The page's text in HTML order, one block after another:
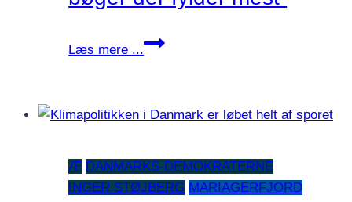
Læs mere ...
“I
prisen
på
Æ DANMARKS-DEMOKRATERNE
INGER STØJBERG MARIAGERFJORD